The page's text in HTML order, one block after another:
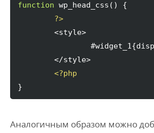
function wp_head_css ( )
{
?>
<?php
}
Аналогичным образом можно